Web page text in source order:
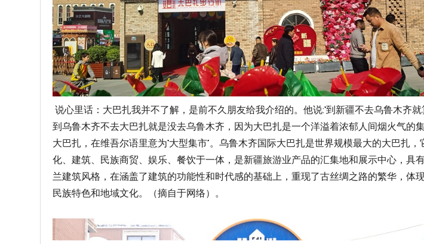
说心里话：大巴扎我并不了解，是前不久朋友给我介绍的。他说:“到新疆不去乌鲁木齐就
到乌鲁木齐不去大巴扎就是没去乌鲁木齐，因为大巴扎是一个洋溢着浓郁人间烟火气的集
大巴扎，在维吾尔语里意为“大型集市”。乌鲁木齐国际大巴扎是世界规模最大的大巴扎，
化、建筑、民族商贸、娱乐、餐饮于一体，是新疆旅游业产品的汇集地和展示中心，具
兰建筑风格，在涵盖了建筑的功能性和时代感的基础上，重现了古丝绸之路的繁华，体
民族特色和地域文化。（摘自于网络）。